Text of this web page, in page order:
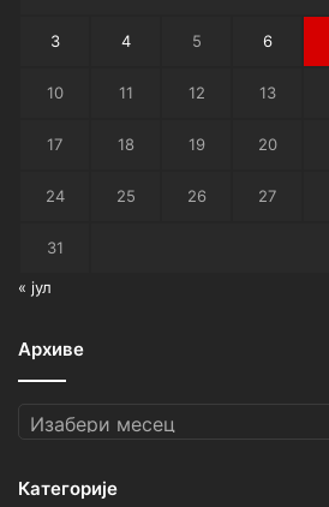
3 4 5 6
10 11 12 13
17 18 19 20
24 25 26 27
31
« јул
Архиве
Архиве
Категорије